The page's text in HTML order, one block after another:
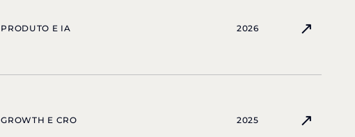
PRODUTO E IA 2026 ↗
GROWTH E CRO 2025 ↗